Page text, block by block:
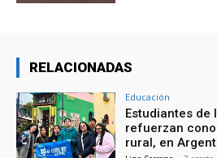
RELACIONADAS
Educación
Estudiantes de
refuerzan
rural, en